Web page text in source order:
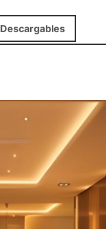
Descargables